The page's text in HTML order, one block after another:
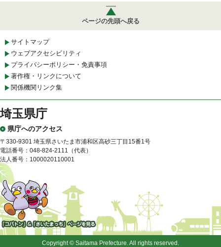
ページの先頭へ戻る
サイトマップ
ウェブアクセシビリティ
プライバシーポリシー・免責事項
著作権・リンクについて
関係機関リンク集
埼玉県庁
県庁へのアクセス
〒330-9301 埼玉県さいたま市浦和区高砂三丁目15番1号
電話番号：048-824-2111（代表）
法人番号：1000020110001
「コバトン」&「さいたまっ
Copyright © Saitama Prefecture. All rights reserved.